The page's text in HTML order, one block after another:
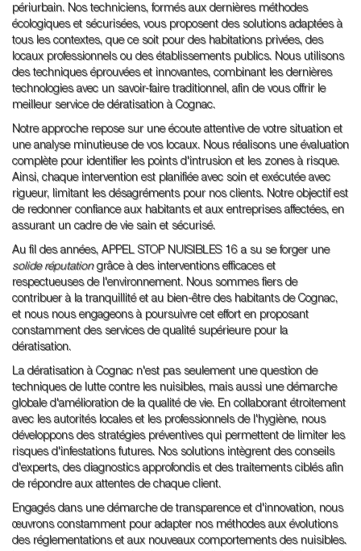
périurbain. Nos techniciens, formés aux dernières méthodes
écologiques et sécurisées, vous proposent des solutions adaptées à
tous les contextes, que ce soit pour des habitations privées, des
locaux professionnels ou des établissements publics. Nous utilisons
des techniques éprouvées et innovantes, combinant les dernières
technologies avec un savoir-faire traditionnel, afin de vous offrir le
meilleur service de dératisation à Cognac.
Notre approche repose sur une écoute attentive de votre situation et
une analyse minutieuse de vos locaux. Nous réalisons une évaluation
complète pour identifier les points d'intrusion et les zones à risque.
Ainsi, chaque intervention est planifiée avec soin et exécutée avec
rigueur, limitant les désagréments pour nos clients. Notre objectif est
de redonner confiance aux habitants et aux entreprises affectées, en
assurant un cadre de vie sain et sécurisé.
Au fil des années, APPEL STOP NUISIBLES 16 a su se forger une
solide réputationgrâce à des interventions efficaces et
respectueuses de l'environnement. Nous sommes fiers de
contribuer à la tranquillité et au bien-être des habitants de Cognac,
et nous nous engageons à poursuivre cet effort en proposant
constamment des services de qualité supérieure pour la
dératisation.
La dératisation à Cognac n'est pas seulement une question de
techniques de lutte contre les nuisibles, mais aussi une démarche
globale d'amélioration de la qualité de vie. En collaborant étroitement
avec les autorités locales et les professionnels de l'hygiène, nous
développons des stratégies préventives qui permettent de limiter les
risques d'infestations futures. Nos solutions intègrent des conseils
d'experts, des diagnostics approfondis et des traitements ciblés afin
de répondre aux attentes de chaque client.
Engagés dans une démarche de transparence et d'innovation, nous
œuvrons constamment pour adapter nos méthodes aux évolutions
des réglementations et aux nouveaux comportements des nuisibles.